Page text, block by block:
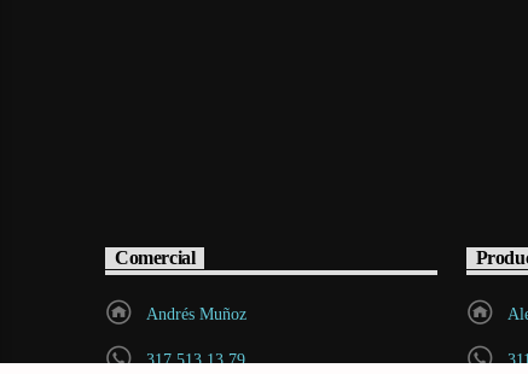
Comercial
Andrés Muñoz
317 513 13 79